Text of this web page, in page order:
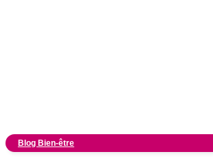
Blog Bien-être